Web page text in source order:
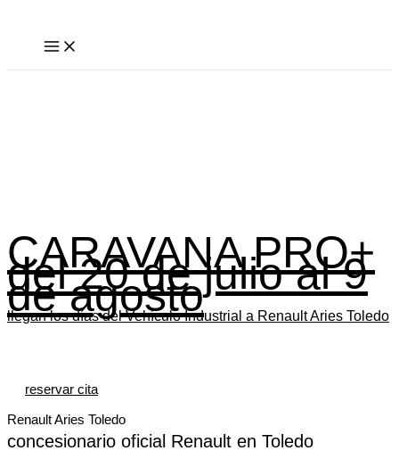
contenido
CARAVANA PRO+
del 20 de julio al 9
de agosto
llegan los días del Vehículo Industrial a Renault Aries Toledo
reservar cita
Renault Aries Toledo
concesionario oficial Renault en Toledo